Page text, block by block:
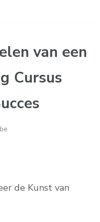
van een
Cursus
de Kunst van